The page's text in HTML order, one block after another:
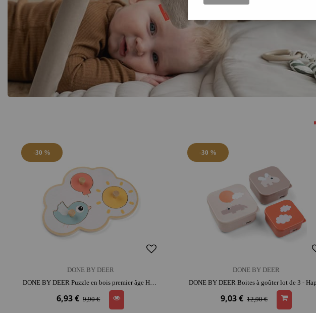
-30 %
DONE BY DEER
DONE BY DEER Puzzle en bois premier âge Happy Clouds | bois | dès 3 ans | coordination | concentration et repérage spatial
6,93 € 9,90 €
-30 %
DONE BY DEER
9,03 € 12,90 €